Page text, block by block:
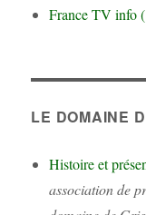
France TV info
LE DOMAINE
Histoire et
association de